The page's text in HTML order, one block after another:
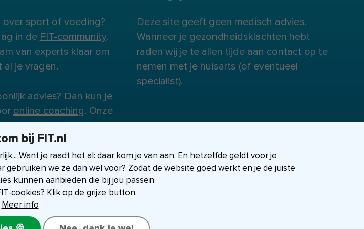
over sport of voeding?
in de FIT-community.
van experts klaar om
al je vragen.
advies? Dan kun je
online coaching. Onze
om je te helpen.
Deze site geeft geen medisch advies.
Wanneer je gezondheidsklachten hebt
raden wij je te allen tijde aan contact op te
nemen met je huisarts (of eventueel
specialist).
bij FIT.nl
Want je raadt het al: daar kom je van aan. En hetzelfde geldt voor je
we ze dan wel voor? Zodat de website goed werkt en je de juiste
kunnen aanbieden die bij jou passen.
cookies? Klik op de grijze button.
Meer info